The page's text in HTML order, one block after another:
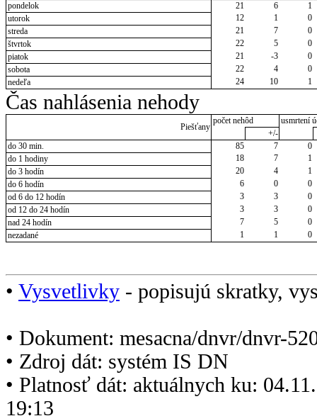
pondelok
21 6
1
utorok
12 1
0
streda
21 7
0
štvrtok
22 5
0
piatok
21 -3
0
sobota
22 4
0
nedeľa
24 10 1
Čas nahlásenia nehody
Piešťany
počet nehôd
usmrtení
+/-
do 30 min.
85 7
0
do 1 hodiny
18 7
1
do 3 hodín
20 4
1
do 6 hodín
6 0
0
od 6 do 12 hodín
3 3
0
od 12 do 24 hodín
3 3
0
nad 24 hodín
7 5
0
nezadané
1 1 0
• Vysvetlivky - popisujú skratky,
• Dokument: mesacna/dnvr/dnvr-
• Zdroj dát: systém IS DN
• Platnosť dát: aktuálnych ku:
19:13